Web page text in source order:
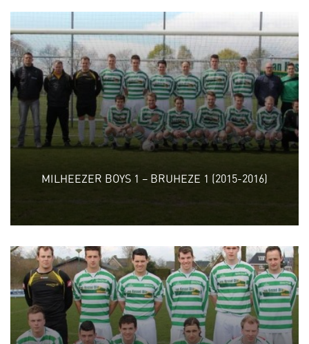
MILHEEZER BOYS 1 – BRUHEZE 1 (2015-2016)